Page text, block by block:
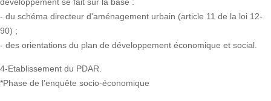
développement se fait sur la base :
- du schéma directeur d'aménagement urbain (article 11 de la loi 12-
90) ;
- des orientations du plan de développement économique et social.
4-Etablissement du PDAR.
*Phase de l’enquête socio-économique